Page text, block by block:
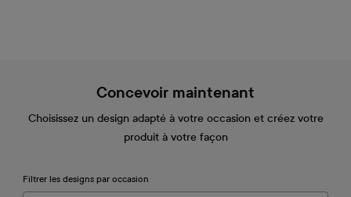
Concevoir maintenant
Choisissez un design adapté à votre occasion et créez votre
produit à votre façon
Filtrer les designs par occasion